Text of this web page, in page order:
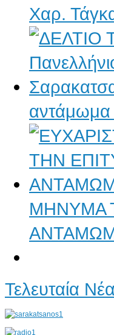
Χαρ.
αντάμωμα
ΜΗΝΥΜΑ
Τελευταία